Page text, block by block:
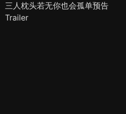
三人枕头若无你也会孤单预告
Trailer